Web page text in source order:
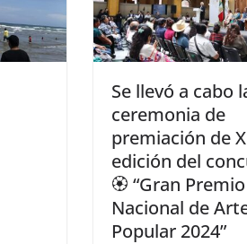
Se llevó a cabo
ceremonia de
premiación de
edición del
🏵️ “Gran Premio
Nacional de
Popular 2024”